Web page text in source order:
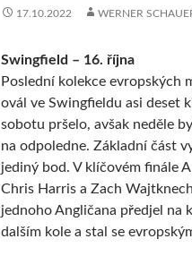
17.10.2022 WERNER
Swingfield – 16. října
Poslední kolekce evropských
ovál ve Swingfieldu asi deset
sobotu pršelo, avšak neděle
na odpoledne. Základní část
jediný bod. V klíčovém finále
Chris Harris a Zach
jednoho Angličana předjel na
dalším kole a stal se